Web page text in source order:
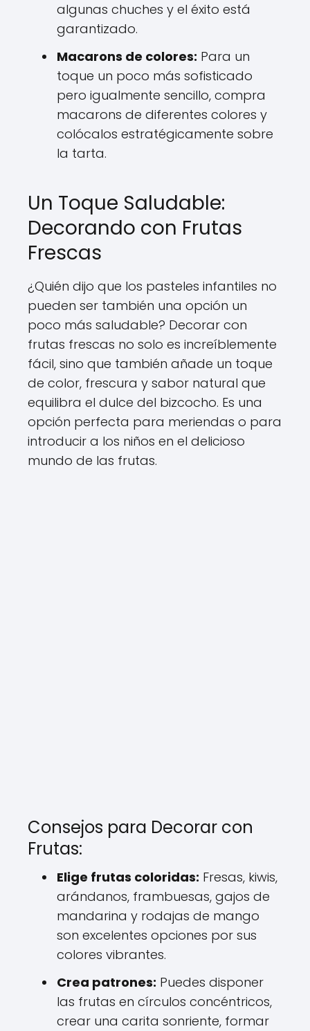
algunas chuches y el éxito está
garantizado.
Macarons de colores: Para un
toque un poco más sofisticado
pero igualmente sencillo, compra
macarons de diferentes colores y
colócalos estratégicamente sobre
la tarta.
Un Toque Saludable:
Decorando con Frutas
Frescas
¿Quién dijo que los pasteles infantiles no
pueden ser también una opción un
poco más saludable? Decorar con
frutas frescas no solo es increíblemente
fácil, sino que también añade un toque
de color, frescura y sabor natural que
equilibra el dulce del bizcocho. Es una
opción perfecta para meriendas o para
introducir a los niños en el delicioso
mundo de las frutas.
Consejos para Decorar con
Frutas:
Elige frutas coloridas: Fresas, kiwis,
arándanos, frambuesas, gajos de
mandarina y rodajas de mango
son excelentes opciones por sus
colores vibrantes.
Crea patrones: Puedes disponer
las frutas en círculos concéntricos,
crear una carita sonriente, formar